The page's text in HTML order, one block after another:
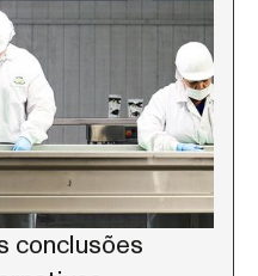
conclusões